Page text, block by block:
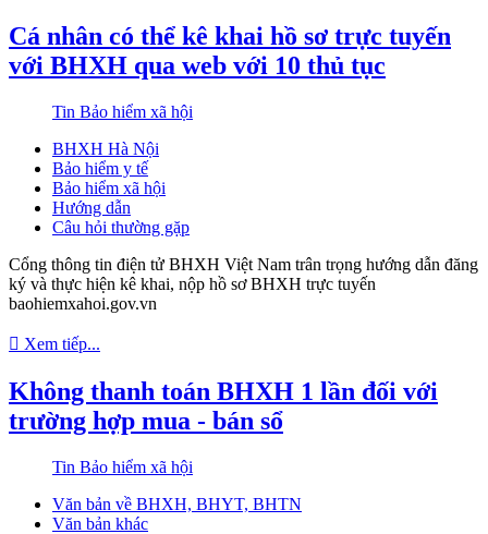
Cá nhân có thể kê khai hồ sơ trực tuyến
với BHXH qua web với 10 thủ tục
Tin Bảo hiểm xã hội
BHXH Hà Nội
Bảo hiểm y tế
Bảo hiểm xã hội
Hướng dẫn
Câu hỏi thường gặp
Cổng thông tin điện tử BHXH Việt Nam trân trọng hướng dẫn đăng
ký và thực hiện kê khai, nộp hồ sơ BHXH trực tuyến
baohiemxahoi.gov.vn
Xem tiếp...
Không thanh toán BHXH 1 lần đối với
trường hợp mua - bán sổ
Tin Bảo hiểm xã hội
Văn bản về BHXH, BHYT, BHTN
Văn bản khác